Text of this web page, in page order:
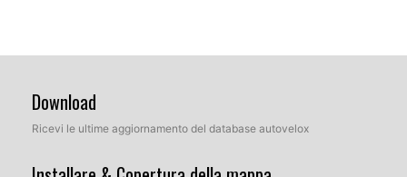
Download
Ricevi le ultime aggiornamento del database autovelox